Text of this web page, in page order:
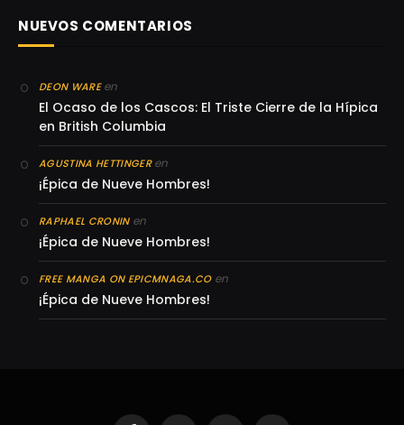
NUEVOS COMENTARIOS
DEON WAREen
El Ocaso de los Cascos: El Triste Cierre de la Hípica
en British Columbia
AGUSTINA HETTINGERen
¡Épica de Nueve Hombres!
RAPHAEL CRONINen
¡Épica de Nueve Hombres!
FREE MANGA ON EPICMNAGA.COen
¡Épica de Nueve Hombres!